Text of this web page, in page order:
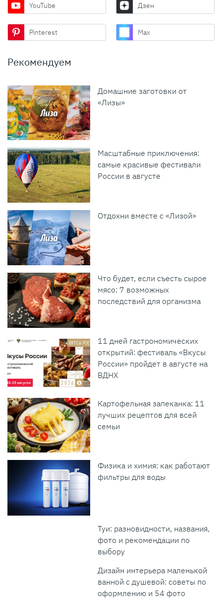
YouTube Дзен
Pinterest Max
Рекомендуем
Домашние заготовки от
«Лизы»
Масштабные приключения:
самые красивые фестивали
России в августе
Отдохни вместе с «Лизой»
Что будет, если съесть сырое
мясо: 7 возможных
последствий для организма
11 дней гастрономических
открытий: фестиваль «Вкусы
России» пройдет в августе на
ВДНХ
Картофельная запеканка: 11
лучших рецептов для всей
семьи
Физика и химия: как работают
фильтры для воды
Туи: разновидности, названия,
фото и рекомендации по
выбору
Дизайн интерьера маленькой
ванной с душевой: советы по
оформлению и 54 фото